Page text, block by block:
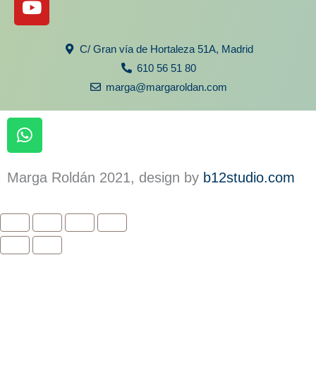
C/ Gran vía de Hortaleza 51A, Madrid
610 56 51 80
marga@margaroldan.com
W
h
t
a
p
p
Marga Roldán 2021, design by b12studio.com